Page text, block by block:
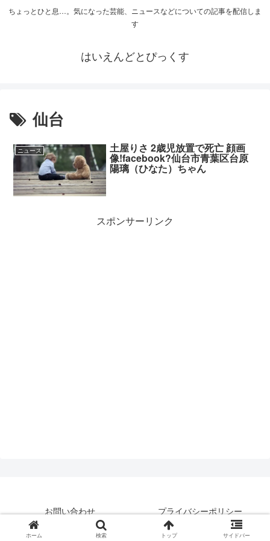
ちょっとひと息…。気になった芸能、ニュースなどについての記事を配信しま
す
はいえんどとぴっくす
仙台
ニュース 土屋りさ 2歳児放置で死亡 顔画
像!facebook?仙台市青葉区台原
陽璃（ひなた）ちゃん
スポンサーリンク
お問い合わせ
プライバシーポリシー
© 2019 はいえんどとぴっくす.
ホーム 検索 トップ サイドバー